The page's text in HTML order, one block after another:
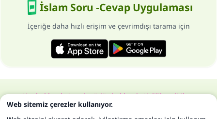
İslam Soru -Cevap Uygulaması
İçeriğe daha hızlı erişim ve çevrimdışı tarama için
Site hakkındaGenel Müdür hakkındaGizlilik Politikası
Bütün hakları, www.islam-qa.com sitesine aittir 1997-2025 ©
Web sitemiz çerezler kullanıyor.